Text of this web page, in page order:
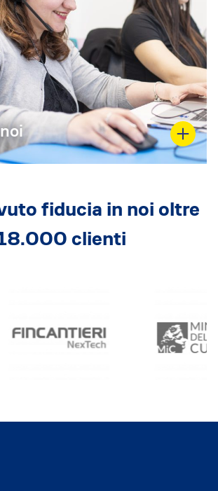
fiducia in noi oltre
clienti